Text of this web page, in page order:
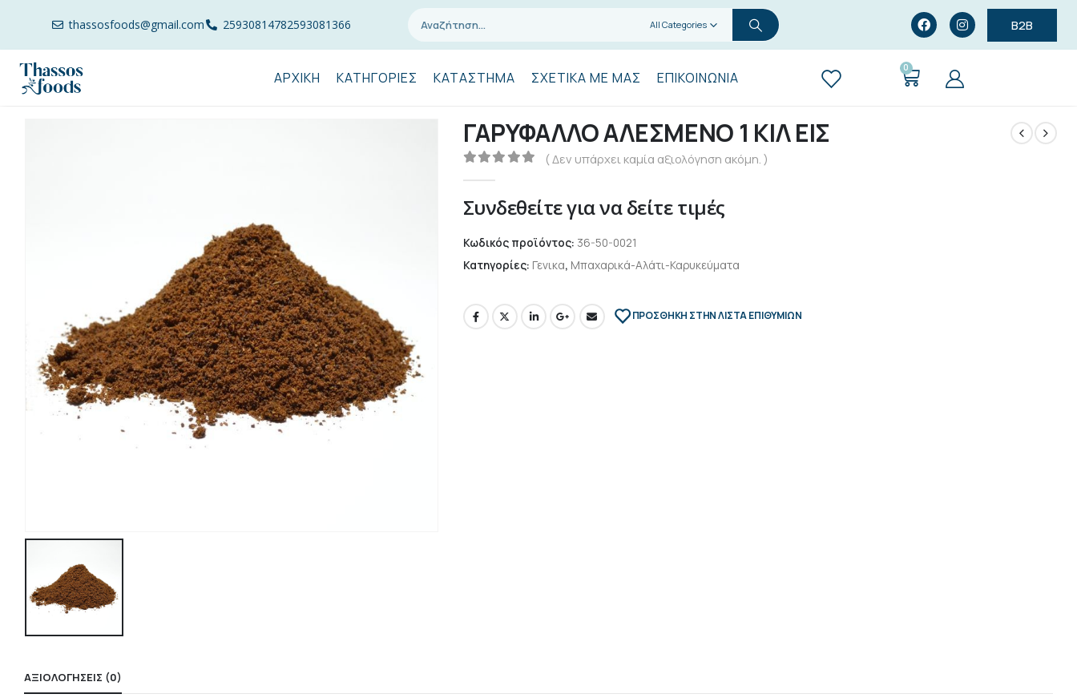
thassosfoods@gmail.com 25930814782593081366 All Categories B2B
ΑΡΧΙΚΉ ΚΑΤΗΓΟΡΊΕΣ ΚΑΤΆΣΤΗΜΑ ΣΧΕΤΙΚΆ ΜΕ ΜΑΣ ΕΠΙΚΟΙΝΩΝΊΑ
0
ΓΑΡΥΦΑΛΛΟ ΑΛΕΣΜΕΝΟ 1 ΚΙΛ ΕΙΣ
( Δεν υπάρχει καμία αξιολόγηση ακόμη. )
Συνδεθείτε για να δείτε τιμές
Κωδικός προϊόντος: 36-50-0021
Κατηγορίες: Γενικα, Μπαχαρικά-Αλάτι-Καρυκεύματα
ΠΡΌΣΘΉΚΗ ΣΤΗΝ ΛΊΣΤΑ ΕΠΙΘΥΜΙΏΝ
ΑΞΙΟΛΟΓΉΣΕΙΣ (0)